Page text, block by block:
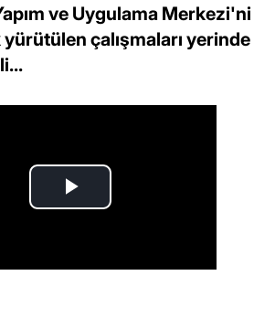
ve Uygulama Merkezi'ni
çalışmaları yerinde